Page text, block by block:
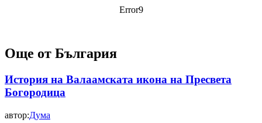
Error9
Още от България
История на Валаамската икона на Пресвета
Богородица
автор:Дума